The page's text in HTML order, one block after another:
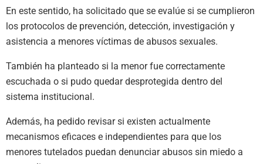
En este sentido, ha solicitado que se evalúe si se cumplieron
los protocolos de prevención, detección, investigación y
asistencia a menores víctimas de abusos sexuales.
También ha planteado si la menor fue correctamente
escuchada o si pudo quedar desprotegida dentro del
sistema institucional.
Además, ha pedido revisar si existen actualmente
mecanismos eficaces e independientes para que los
menores tutelados puedan denunciar abusos sin miedo a